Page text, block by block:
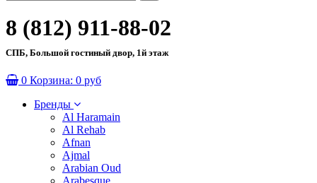
8 (812) 911-88-02
СПБ, Большой гостиный двор, 1й этаж
0 Корзина: 0 руб
Бренды
Al Haramain
Al Rehab
Afnan
Ajmal
Arabian Oud
Arabesque